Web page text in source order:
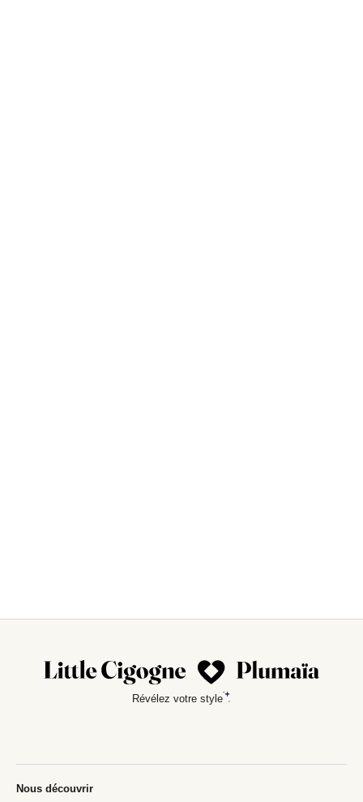
Révélez votre style
Nous découvrir